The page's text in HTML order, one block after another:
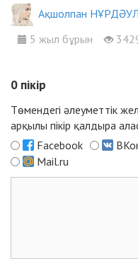
Ақшолпан
5 жыл бұрын
0 пікір
Төмендегі әлеуметтік
арқылы пікір қалдыра
Facebook
Mail.ru